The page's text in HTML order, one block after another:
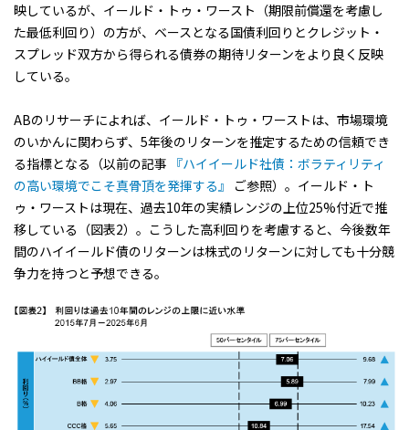
映しているが、イールド・トゥ・ワースト（期限前償還を考慮し
た最低利回り）の方が、ベースとなる国債利回りとクレジット・
スプレッド双方から得られる債券の期待リターンをより良く反映
している。
ABのリサーチによれば、イールド・トゥ・ワーストは、市場環境
のいかんに関わらず、5年後のリターンを推定するための信頼でき
る指標となる（以前の記事 『ハイイールド社債：ボラティリティ
の高い環境でこそ真骨頂を発揮する』
ご参照）。イールド・ト
ゥ・ワーストは現在、過去10年の実績レンジの上位25%付近で推
移している（図表2）。こうした高利回りを考慮すると、今後数年
間のハイイールド債のリターンは株式のリターンに対しても十分競
争力を持つと予想できる。